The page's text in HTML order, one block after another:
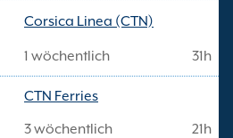
Corsica Linea (CTN)
1 wöchentlich 31h
CTN Ferries
3 wöchentlich 21h